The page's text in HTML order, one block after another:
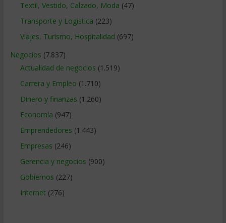
Textil, Vestido, Calzado, Moda (47)
Transporte y Logistica (223)
Viajes, Turismo, Hospitalidad (697)
Negocios (7.837)
Actualidad de negocios (1.519)
Carrera y Empleo (1.710)
Dinero y finanzas (1.260)
Economía (947)
Emprendedores (1.443)
Empresas (246)
Gerencia y negocios (900)
Gobiernos (227)
Internet (276)